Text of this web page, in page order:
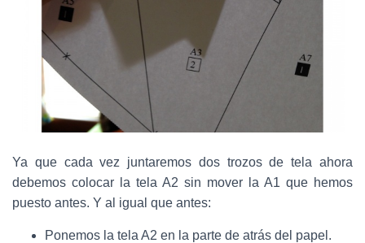
Ya que cada vez juntaremos dos trozos de tela ahora
debemos colocar la tela A2 sin mover la A1 que hemos
puesto antes. Y al igual que antes:
Ponemos la tela A2 en la parte de atrás del papel.